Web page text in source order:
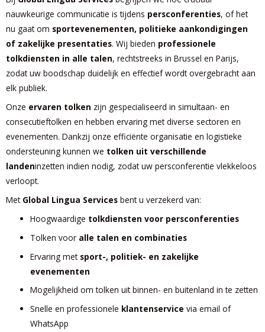
nauwkeurige communicatie is tijdens persconferenties, of het
nu gaat om sportevenementen, politieke aankondigingen
of zakelijke presentaties. Wij bieden professionele
tolkdiensten in alle talen, rechtstreeks in Brussel en Parijs,
zodat uw boodschap duidelijk en effectief wordt overgebracht aan
elk publiek.
Onze ervaren tolken zijn gespecialiseerd in simultaan- en
consecutieftolken en hebben ervaring met diverse sectoren en
evenementen. Dankzij onze efficiënte organisatie en logistieke
ondersteuning kunnen we tolken uit verschillende
landeninzetten indien nodig, zodat uw persconferentie vlekkeloos
verloopt.
Met Global Lingua Services bent u verzekerd van:
Hoogwaardige tolkdiensten voor persconferenties
Tolken voor alle talen en combinaties
Ervaring met sport-, politiek- en zakelijke
evenementen
Mogelijkheid om tolken uit binnen- en buitenland in te zetten
Snelle en professionele klantenservice via email of
WhatsApp